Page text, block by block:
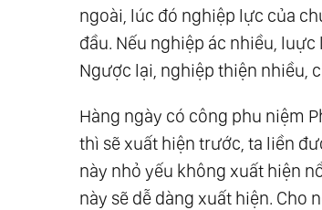
ngoài, lúc đó nghiệp lực của
đầu. Nếu nghiệp ác nhiều,
Ngược lại, nghiệp thiện nhiều,
Hàng ngày có công phu niệm
thì sẽ xuất hiện trước, ta liền
này nhỏ yếu không xuất hiện
này sẽ dễ dàng xuất hiện.